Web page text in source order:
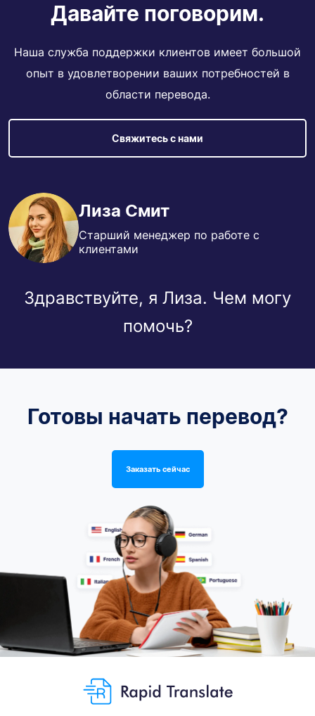
Давайте поговорим.
Наша служба поддержки клиентов имеет большой
опыт в удовлетворении ваших потребностей в
области перевода.
Свяжитесь с нами
Лиза Смит
Старший менеджер по работе с
клиентами
Здравствуйте, я Лиза. Чем могу
помочь?
Готовы начать перевод?
Заказать сейчас